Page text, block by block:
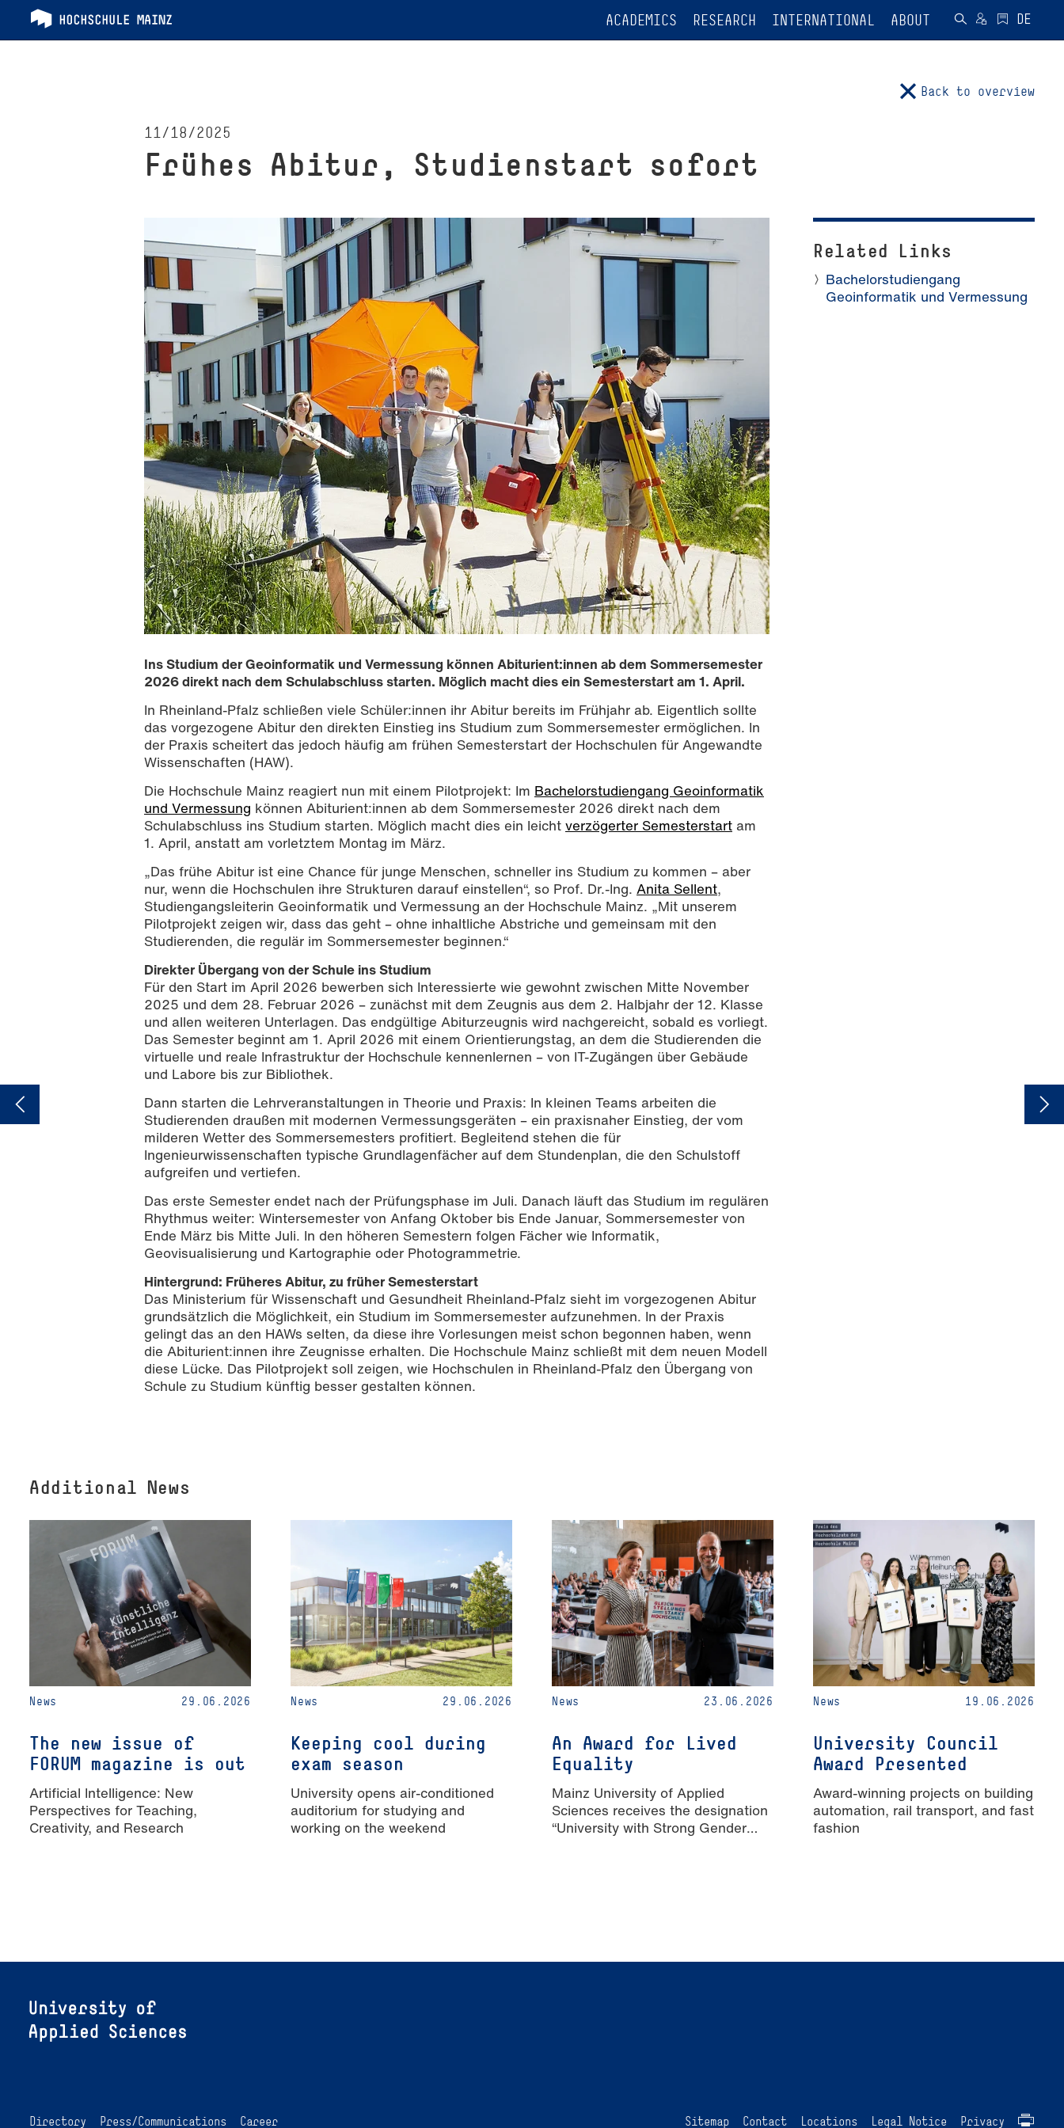
ACADEMICS RESEARCH INTERNATIONAL ABOUT
Back to overview
11/18/2025
Frühes Abitur, Studienstart sofort
Studierende der Geoinformatik und Vermessung auf dem Weg zu einer Messübung Foto: Katharina Dubno, All rights
Ins Studium der Geoinformatik und Vermessung können Abiturient:innen ab dem Sommersemester
2026 direkt nach dem Schulabschluss starten. Möglich macht dies ein Semesterstart am 1. April.
In Rheinland-Pfalz schließen viele Schüler:innen ihr Abitur bereits im Frühjahr ab. Eigentlich sollte
das vorgezogene Abitur den direkten Einstieg ins Studium zum Sommersemester ermöglichen. In
der Praxis scheitert das jedoch häufig am frühen Semesterstart der Hochschulen für Angewandte
Wissenschaften (HAW).
Die Hochschule Mainz reagiert nun mit einem Pilotprojekt: Im Bachelorstudiengang Geoinformatik
und Vermessung können Abiturient:innen ab dem Sommersemester 2026 direkt nach dem
Schulabschluss ins Studium starten. Möglich macht dies ein leicht verzögerter Semesterstart am
1. April, anstatt am vorletztem Montag im März.
„Das frühe Abitur ist eine Chance für junge Menschen, schneller ins Studium zu kommen – aber
nur, wenn die Hochschulen ihre Strukturen darauf einstellen“, so Prof. Dr.-Ing. Anita Sellent,
Studiengangsleiterin Geoinformatik und Vermessung an der Hochschule Mainz. „Mit unserem
Pilotprojekt zeigen wir, dass das geht – ohne inhaltliche Abstriche und gemeinsam mit den
Studierenden, die regulär im Sommersemester beginnen.“
Direkter Übergang von der Schule ins Studium
Für den Start im April 2026 bewerben sich Interessierte wie gewohnt zwischen Mitte November
2025 und dem 28. Februar 2026 – zunächst mit dem Zeugnis aus dem 2. Halbjahr der 12. Klasse
und allen weiteren Unterlagen. Das endgültige Abiturzeugnis wird nachgereicht, sobald es vorliegt.
Das Semester beginnt am 1. April 2026 mit einem Orientierungstag, an dem die Studierenden die
virtuelle und reale Infrastruktur der Hochschule kennenlernen – von IT-Zugängen über Gebäude
und Labore bis zur Bibliothek.
Dann starten die Lehrveranstaltungen in Theorie und Praxis: In kleinen Teams arbeiten die
Studierenden draußen mit modernen Vermessungsgeräten – ein praxisnaher Einstieg, der vom
milderen Wetter des Sommersemesters profitiert. Begleitend stehen die für
Ingenieurwissenschaften typische Grundlagenfächer auf dem Stundenplan, die den Schulstoff
aufgreifen und vertiefen.
Das erste Semester endet nach der Prüfungsphase im Juli. Danach läuft das Studium im regulären
Rhythmus weiter: Wintersemester von Anfang Oktober bis Ende Januar, Sommersemester von
Ende März bis Mitte Juli. In den höheren Semestern folgen Fächer wie Informatik,
Geovisualisierung und Kartographie oder Photogrammetrie.
Hintergrund: Früheres Abitur, zu früher Semesterstart
Das Ministerium für Wissenschaft und Gesundheit Rheinland-Pfalz sieht im vorgezogenen Abitur
grundsätzlich die Möglichkeit, ein Studium im Sommersemester aufzunehmen. In der Praxis
gelingt das an den HAWs selten, da diese ihre Vorlesungen meist schon begonnen haben, wenn
die Abiturient:innen ihre Zeugnisse erhalten. Die Hochschule Mainz schließt mit dem neuen Modell
diese Lücke. Das Pilotprojekt soll zeigen, wie Hochschulen in Rheinland-Pfalz den Übergang von
Schule zu Studium künftig besser gestalten können.
Related Links
Bachelorstudiengang
Geoinformatik und Vermessung
Additional News
News 29.06.2026
The new issue of
FORUM magazine is out
Artificial Intelligence: New
Perspectives for Teaching,
Creativity, and Research
News 29.06.2026
Keeping cool during
exam season
University opens air-conditioned
auditorium for studying and
working on the weekend
News 23.06.2026
An Award for Lived
Equality
Mainz University of Applied
Sciences receives the designation
“University with Strong Gender
News 19.06.2026
University Council
Award Presented
Award-winning projects on building
automation, rail transport, and fast
fashion
Directory Press/Communications Career Sitemap Contact Locations Legal Notice Privacy